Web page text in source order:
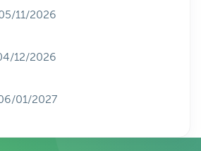
11/2026
12/2026
01/2027